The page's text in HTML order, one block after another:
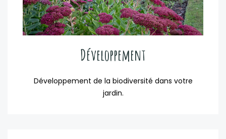
Développement
Développement de la biodiversité dans votre
jardin.